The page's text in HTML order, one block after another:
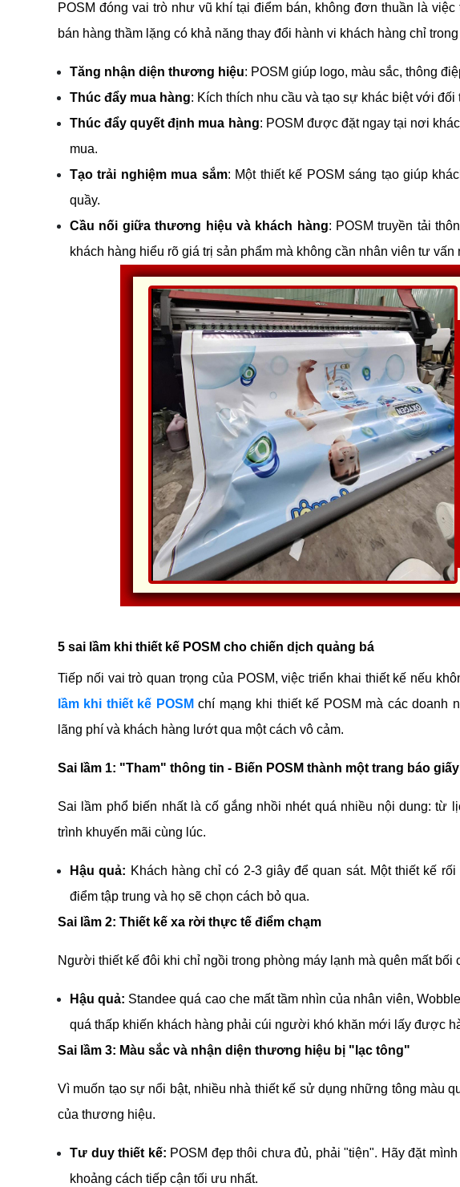
POSM đóng vai trò như vũ khí tại điểm bán, không đơn thuần là
bán hàng thầm lặng có khả năng thay đổi hành vi khách hàng chỉ
Tăng nhận diện thương hiệu: POSM giúp logo, màu sắc, thông
Thúc đẩy mua hàng: Kích thích nhu cầu và tạo sự khác biệt với đối
Thúc đẩy quyết định mua hàng: POSM được đặt ngay tại nơi
mua.
Tạo trải nghiệm mua sắm: Một thiết kế POSM sáng tạo giúp
quầy.
Cầu nối giữa thương hiệu và khách hàng: POSM truyền tải
khách hàng hiểu rõ giá trị sản phẩm mà không cần nhân viên tư vấn
5 sai lầm khi thiết kế POSM cho chiến dịch quảng bá
Tiếp nối vai trò quan trọng của POSM, việc triển khai thiết kế nếu
lầm khi thiết kế POSM chí mạng khi thiết kế POSM mà các doanh
lãng phí và khách hàng lướt qua một cách vô cảm.
Sai lầm 1: "Tham" thông tin - Biến POSM thành một trang báo giấy
Sai lầm phổ biến nhất là cố gắng nhồi nhét quá nhiều nội dung: từ
trình khuyến mãi cùng lúc.
Hậu quả: Khách hàng chỉ có 2-3 giây để quan sát. Một thiết kế
điểm tập trung và họ sẽ chọn cách bỏ qua.
Sai lầm 2: Thiết kế xa rời thực tế điểm chạm
Người thiết kế đôi khi chỉ ngồi trong phòng máy lạnh mà quên mất bối
Hậu quả: Standee quá cao che mất tầm nhìn của nhân viên,
quá thấp khiến khách hàng phải cúi người khó khăn mới lấy được
Sai lầm 3: Màu sắc và nhận diện thương hiệu bị "lạc tông"
Vì muốn tạo sự nổi bật, nhiều nhà thiết kế sử dụng những tông màu
của thương hiệu.
Tư duy thiết kế: POSM đẹp thôi chưa đủ, phải "tiện". Hãy đặt
khoảng cách tiếp cận tối ưu nhất.